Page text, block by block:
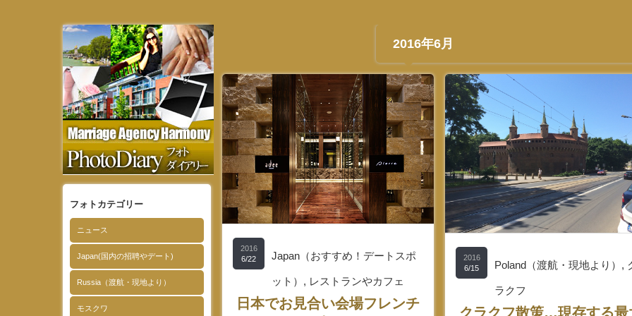
フォトカテゴリー
ニュース
Japan(国内の招聘やデート)
Russia（渡航・現地より）
モスクワ
2016年6月
2016
6/22
Japan（おすすめ！デートスポ
ット） , レストランやカフェ
日本でお見合い会場フレンチ
2016
6/15
Poland（渡航・現地より） ,
ラクフ
クラクフ散策…現存する最